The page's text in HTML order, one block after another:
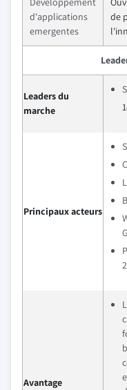
d'applications
emergentes
de
Leaders du
marche
Principaux acteurs
Avantage